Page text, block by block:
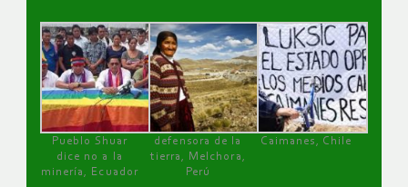
Pueblo Shuar
dice no a la
minería, Ecuador
defensora de la
tierra, Melchora,
Perú
Caimanes, Chile